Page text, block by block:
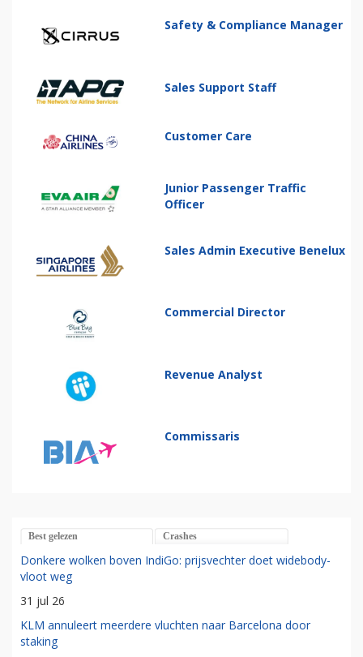
Safety & Compliance Manager
Sales Support Staff
Customer Care
Junior Passenger Traffic
Officer
Sales Admin Executive Benelux
Commercial Director
Revenue Analyst
Commissaris
Best gelezen Crashes
Donkere wolken boven IndiGo: prijsvechter doet widebody-
vloot weg
31 jul 26
KLM annuleert meerdere vluchten naar Barcelona door
staking